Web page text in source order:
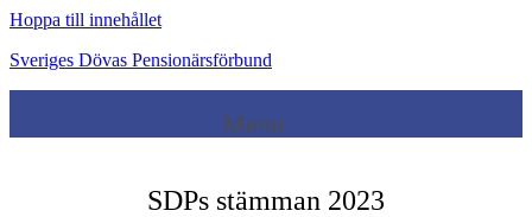
Hoppa till innehållet
Sveriges Dövas Pensionärsförbund
Menu
SDPs stämman 2023